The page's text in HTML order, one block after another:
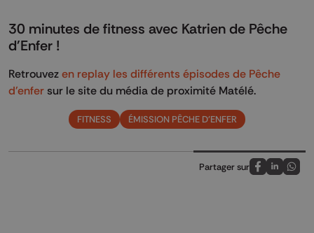
30 minutes de fitness avec Katrien de Pêche
d'Enfer !
Retrouvez en replay les différents épisodes de Pêche
d'enfer sur le site du média de proximité Matélé.
FITNESS ÉMISSION PÊCHE D'ENFER
Partager sur
Partagez sur
Partagez